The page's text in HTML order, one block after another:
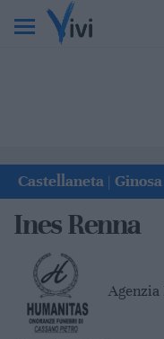
Castellaneta Ginosa
Ines Renna